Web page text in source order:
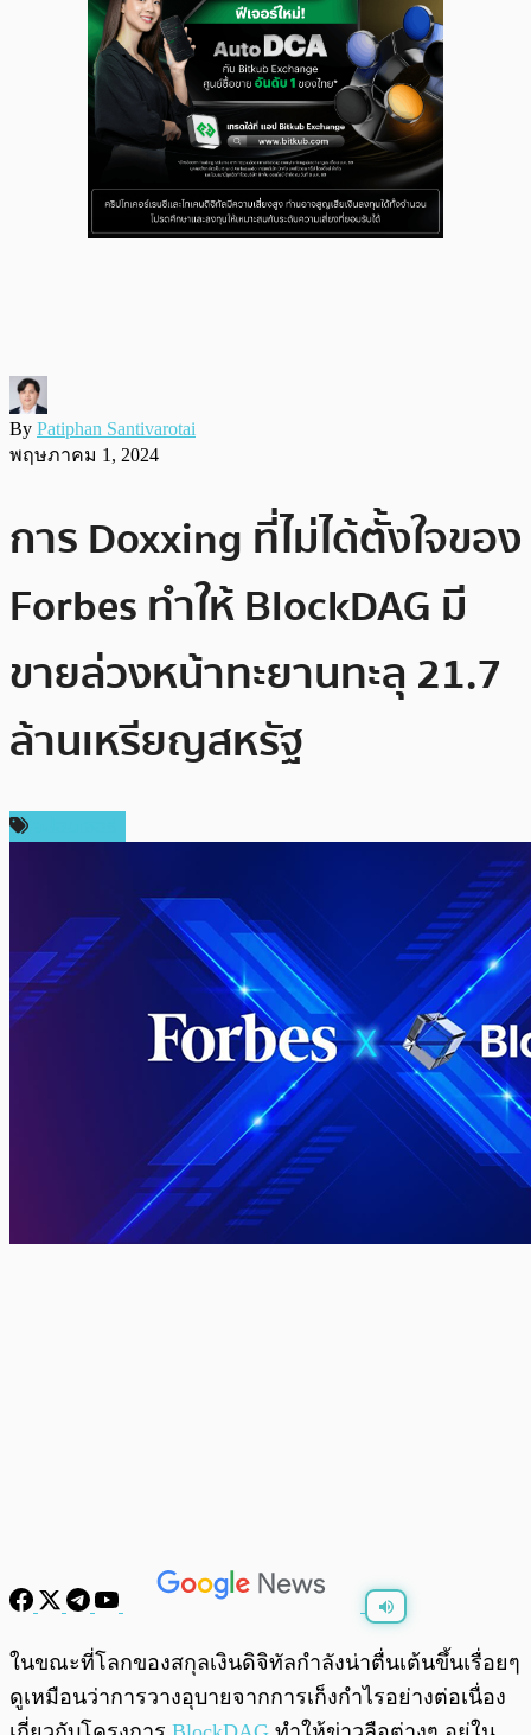
By Patiphan Santivarotai
พฤษภาคม 1, 2024
การ Doxxing ที่ไม่ได้ตั้งใจของ
Forbes ทำให้ BlockDAG มี
ขายล่วงหน้าทะยานทะลุ 21.7
ล้านเหรียญสหรัฐ
พร้อมเล่น 0:00 /0:00
ในขณะที่โลกของสกุลเงินดิจิทัลกำลังน่าตื่นเต้นขึ้นเรื่อยๆ
ดูเหมือนว่าการวางอุบายจากการเก็งกำไรอย่างต่อเนื่อง